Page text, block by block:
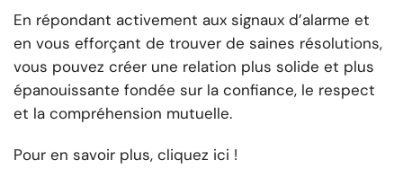
En répondant activement aux signaux d’alarme et
en vous efforçant de trouver de saines résolutions,
vous pouvez créer une relation plus solide et plus
épanouissante fondée sur la confiance, le respect
et la compréhension mutuelle.
Pour en savoir plus, cliquez ici !